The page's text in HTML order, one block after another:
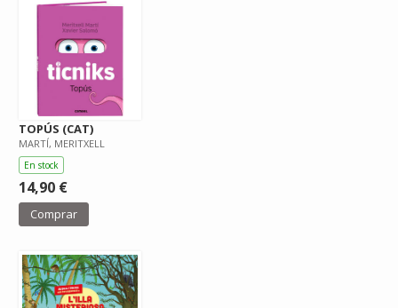
TOPÚS (CAT)
MARTÍ, MERITXELL
En stock
14,90 €
Comprar